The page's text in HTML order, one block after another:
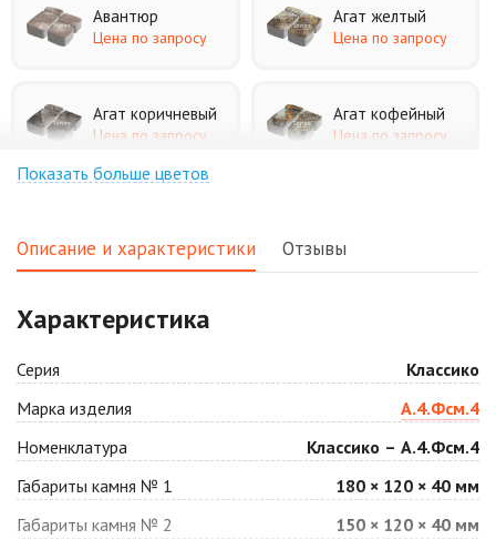
Авантюр
Цена по запросу
Агат желтый
Цена по запросу
Агат коричневый
Цена по запросу
Агат кофейный
Цена по запросу
Цена по запросу
Антрацит
Цена по запросу
Арабская ночь
Цена по запросу
Барселона
Цена по запросу
Белая
Цена по запросу
Показать больше цветов
Описание и характеристики Отзывы
Характеристика
Серия
Классико
Марка изделия
А.4.Фсм.4
Номенклатура
Классико – А.4.Фсм.4
Габариты камня № 1
180 × 120 × 40 мм
Габариты камня № 2
150 × 120 × 40 мм